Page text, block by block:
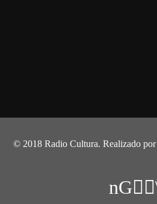
© 2018 Radio Cultura. Realizado por